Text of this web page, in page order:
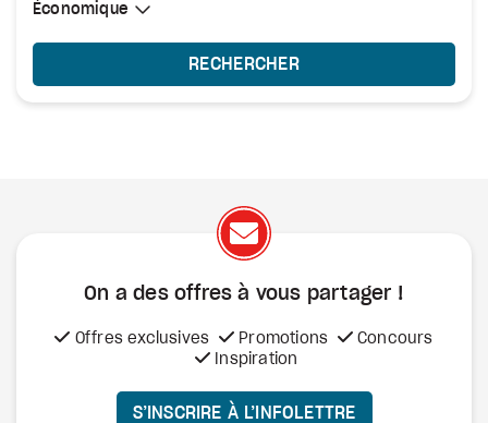
Sélectionner une cabine
Économique
Économique
RECHERCHER
On a des offres à vous partager !
Offres exclusives Promotions
Concours
Inspiration
S’INSCRIRE À L’INFOLETTRE